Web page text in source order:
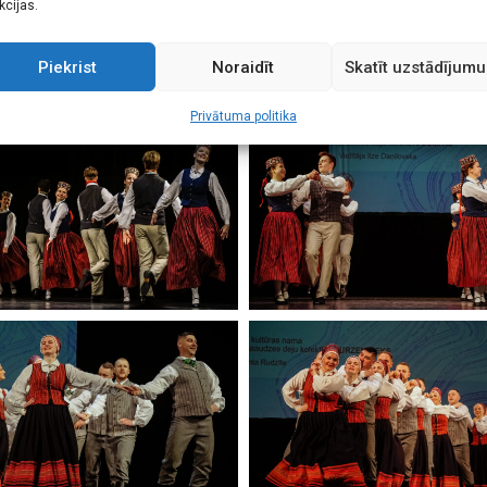
Piekrist Noraidīt Skatīt
Privātuma politika